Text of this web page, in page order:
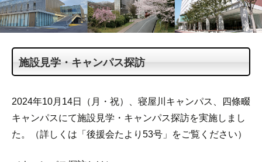
施設見学・キャンパス探訪
2024年10月14日（月・祝）、寝屋川キャンパス、四條畷
キャンパスにて施設見学・キャンパス探訪を実施しまし
た。（詳しくは「後援会たより53号」をご覧ください）